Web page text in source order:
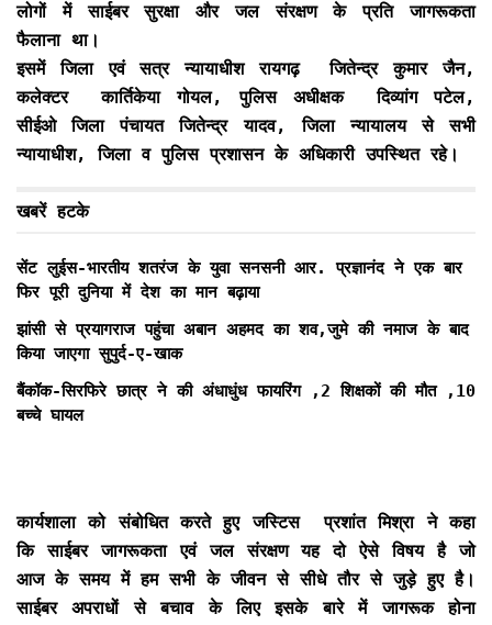
लोगों में साईबर सुरक्षा और जल संरक्षण के प्रति जागरूकता
फैलाना था।
इसमें जिला एवं सत्र न्यायाधीश रायगढ़ जितेन्द्र कुमार जैन,
कलेक्टर कार्तिकेया गोयल, पुलिस अधीक्षक दिव्यांग पटेल,
सीईओ जिला पंचायत जितेन्द्र यादव, जिला न्यायालय से सभी
न्यायाधीश, जिला व पुलिस प्रशासन के अधिकारी उपस्थित रहे।
खबरें हटके
सेंट लुईस-भारतीय शतरंज के युवा सनसनी आर. प्रज्ञानंद ने एक बार
फिर पूरी दुनिया में देश का मान बढ़ाया
झांसी से प्रयागराज पहुंचा अबान अहमद का शव,जुमे की नमाज के बाद
किया जाएगा सुपुर्द-ए-खाक
बैंकॉक-सिरफिरे छात्र ने की अंधाधुंध फायरिंग ,2 शिक्षकों की मौत ,10
बच्चे घायल
कार्यशाला को संबोधित करते हुए जस्टिस प्रशांत मिश्रा ने कहा
कि साईबर जागरूकता एवं जल संरक्षण यह दो ऐसे विषय है जो
आज के समय में हम सभी के जीवन से सीधे तौर से जुड़े हुए है।
साईबर अपराधों से बचाव के लिए इसके बारे में जागरूक होना